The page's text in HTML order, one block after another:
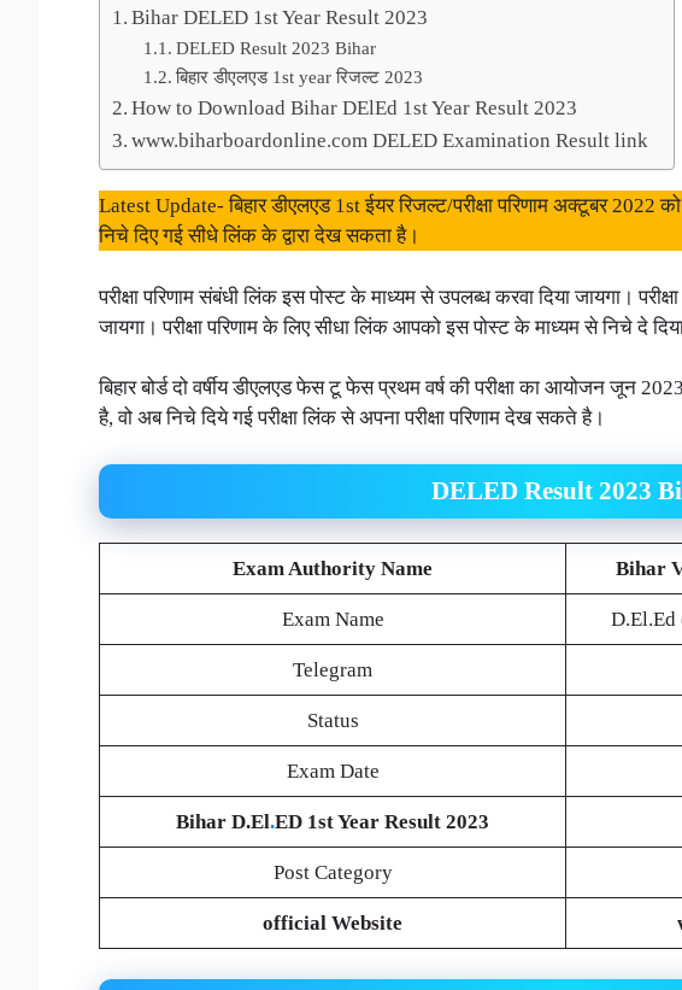
Bihar DELED 1st Year Result 2023
DELED Result 2023 Bihar
बिहार डीएलएड 1st year रिजल्ट 2023
How to Download Bihar DElEd 1st Year Result 2023
www.biharboardonline.com DELED Examination Result link
Latest Update- बिहार डीएलएड 1st ईयर रिजल्ट/परीक्षा परिणाम अक्टूबर 2022
निचे दिए गई सीधे लिंक के द्वारा देख सकता है।
परीक्षा परिणाम संबंधी लिंक इस पोस्ट के माध्यम से उपलब्ध करवा दिया जायगा।
जायगा। परीक्षा परिणाम के लिए सीधा लिंक आपको इस पोस्ट के माध्यम से निचे दे
बिहार बोर्ड दो वर्षीय डीएलएड फेस टू फेस प्रथम वर्ष की परीक्षा का आयोजन जून
है, वो अब निचे दिये गई परीक्षा लिंक से अपना परीक्षा परिणाम देख सकते है।
DELED Result 2023
Exam Authority Name Bihar
Exam Name D.El.Ed
Telegram
Status
Exam Date
Bihar D.El.ED 1st Year Result 2023
Post Category
official Website